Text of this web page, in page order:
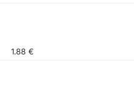
1.88 €